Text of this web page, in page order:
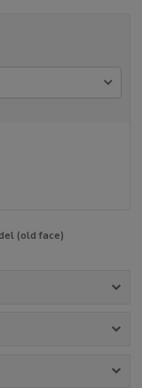
(old face)